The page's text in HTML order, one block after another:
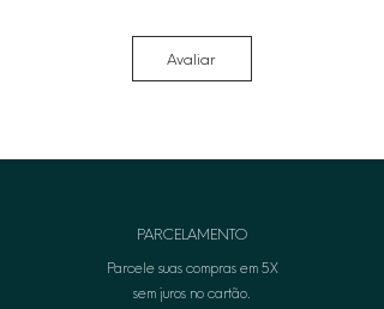
Avaliar
PARCELAMENTO
Parcele suas compras em 5X
sem juros no cartão.